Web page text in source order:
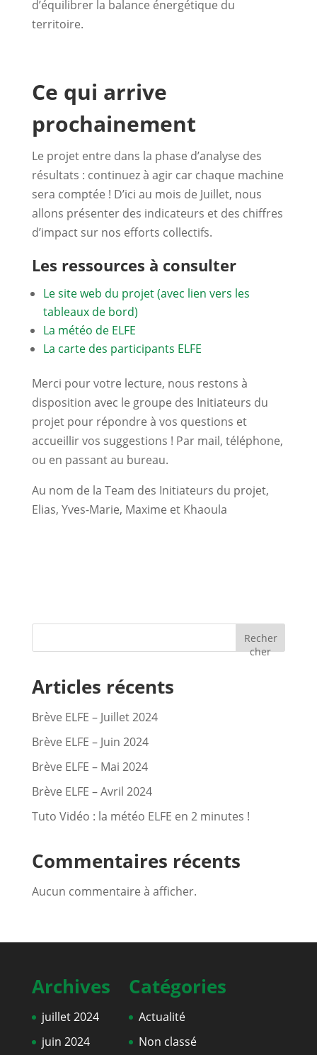
d’équilibrer la balance énergétique du
territoire.
Ce qui arrive
prochainement
Le projet entre dans la phase d’analyse des
résultats : continuez à agir car chaque machine
sera comptée ! D’ici au mois de Juillet, nous
allons présenter des indicateurs et des chiffres
d’impact sur nos efforts collectifs.
Les ressources à consulter
Le site web du projet (avec lien vers les
tableaux de bord)
La météo de ELFE
La carte des participants ELFE
Merci pour votre lecture, nous restons à
disposition avec le groupe des Initiateurs du
projet pour répondre à vos questions et
accueillir vos suggestions ! Par mail, téléphone,
ou en passant au bureau.
Au nom de la Team des Initiateurs du projet,
Elias, Yves-Marie, Maxime et Khaoula
Recher
cher
Articles récents
Brève ELFE – Juillet 2024
Brève ELFE – Juin 2024
Brève ELFE – Mai 2024
Brève ELFE – Avril 2024
Tuto Vidéo : la météo ELFE en 2 minutes !
Commentaires récents
Aucun commentaire à afficher.
Archives
juillet 2024
juin 2024
Catégories
Actualité
Non classé